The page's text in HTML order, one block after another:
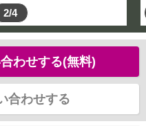
2/4
わせする(無料)
合わせする